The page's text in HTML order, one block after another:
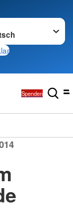
wechseln zu
Spenden